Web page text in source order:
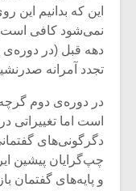
این که بدانیم این
نمی‌شود کافی است
دهه قبل (در دوره‌ی
تجدد آمرانه
در دوره‌ی دوم
است اما
دگرگونی‌های
چپ‌گرایان پیشین
و پایه‌های گفتمان
متن